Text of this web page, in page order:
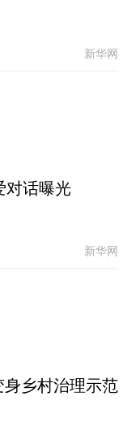
新华网
对话曝光
新华网
身乡村治理示范